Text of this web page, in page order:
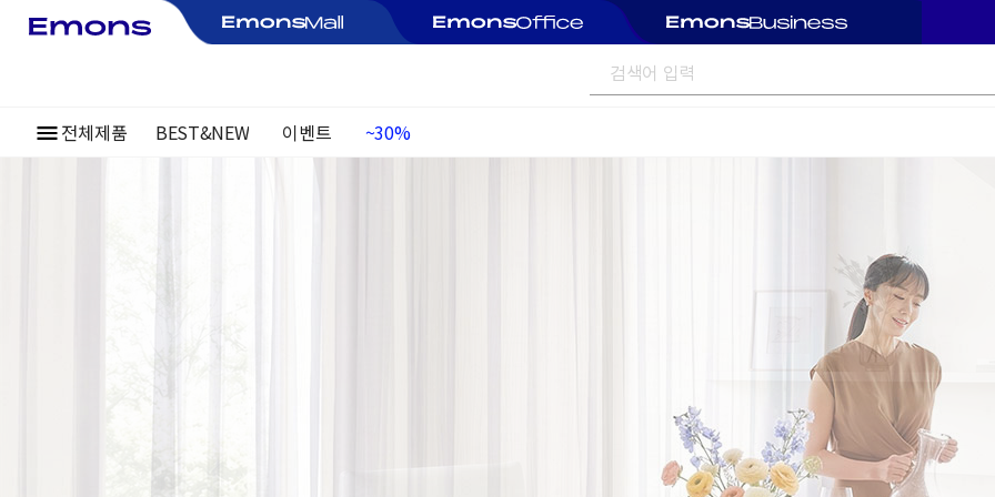
전체제품 BEST&NEW 이벤트
여름정기행사
~30%